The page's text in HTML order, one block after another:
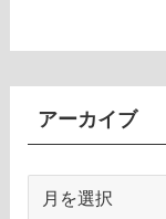
アーカイブ